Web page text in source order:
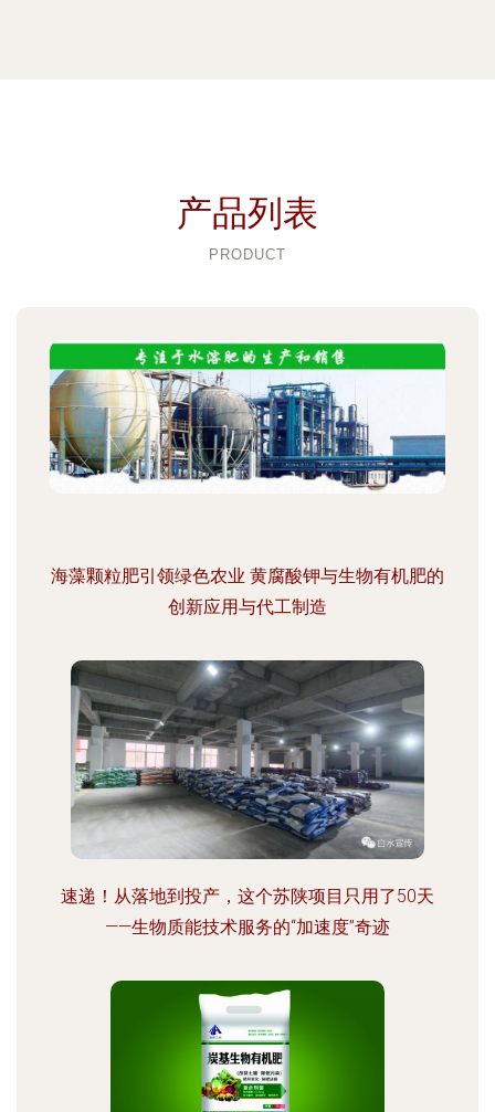
产品列表
PRODUCT
海藻颗粒肥引领绿色农业 黄腐酸钾与生物有机肥的
创新应用与代工制造
速递！从落地到投产，这个苏陕项目只用了50天
——生物质能技术服务的“加速度”奇迹